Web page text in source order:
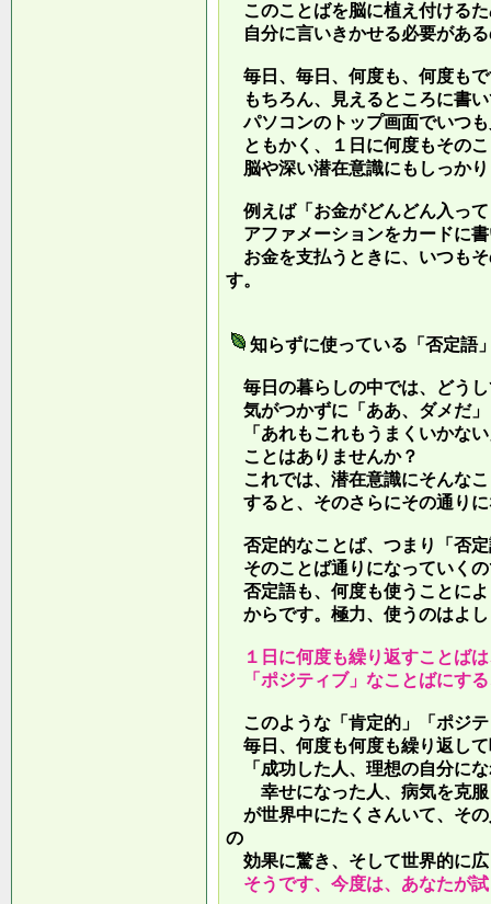
このことばを脳に植え付ける
自分に言いきかせる必要があ
毎日、毎日、何度も、何度も
もちろん、見えるところに書
パソコンのトップ画面でいつ
ともかく、１日に何度もその
脳や深い潜在意識にもしっか
例えば「お金がどんどん入っ
アファメーションをカードに
お金を支払うときに、いつも
す。
知らずに使っている「否定語
毎日の暮らしの中では、どう
気がつかずに「ああ、ダメだ
「あれもこれもうまくいかな
ことはありませんか？
これでは、潜在意識にそんな
すると、そのさらにその通り
否定的なことば、つまり「否
そのことば通りになっていく
否定語も、何度も使うことに
からです。極力、使うのはよ
１日に何度も繰り返すことば
「ポジティブ」なことばにす
このような「肯定的」「ポジ
毎日、何度も何度も繰り返し
「成功した人、理想の自分に
幸せになった人、病気を克服
が世界中にたくさんいて、そ
の
効果に驚き、そして世界的に
そうです、今度は、あなたが